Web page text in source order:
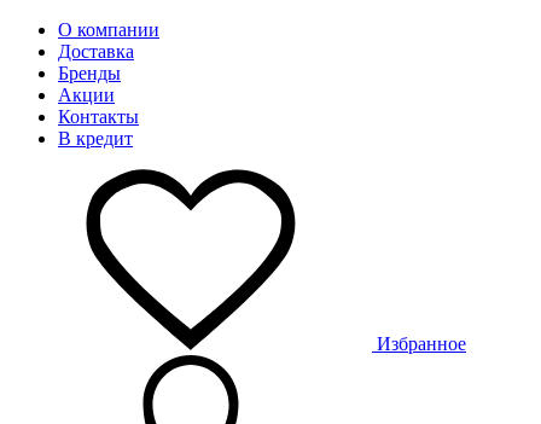
О компании
Доставка
Бренды
Акции
Контакты
В кредит
Избранное